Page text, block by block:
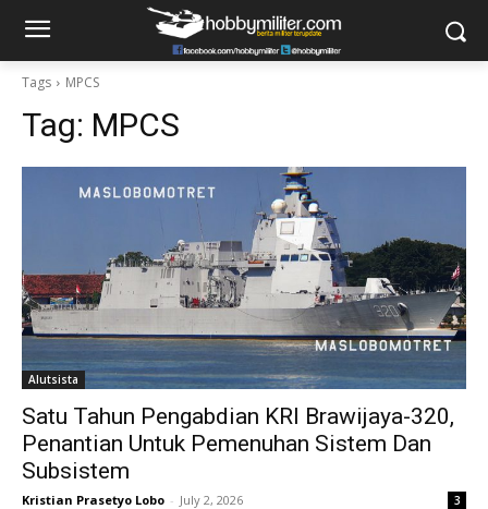
Tags MPCS
Tag: MPCS
Alutsista
Satu Tahun Pengabdian KRI Brawijaya-320,
Penantian Untuk Pemenuhan Sistem Dan
Subsistem
Kristian Prasetyo Lobo - July 2, 2026 3